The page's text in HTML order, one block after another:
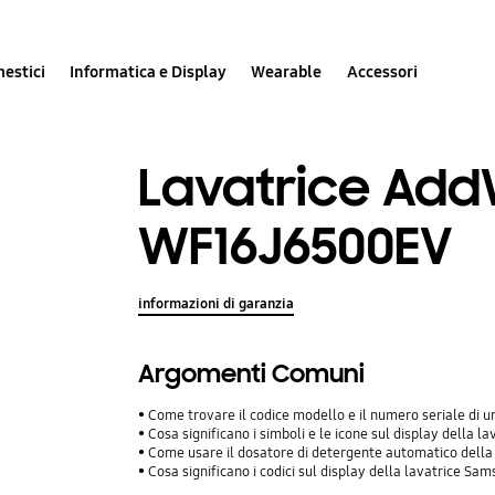
Informatica e Display Wearable Accessori
Lavatrice
WF16J6500EV
informazioni di garanzia
Argomenti Comuni
Come trovare il codice modello e il numero seriale di
Cosa significano i simboli e le icone sul display della
Come usare il dosatore di detergente automatico
Cosa significano i codici sul display della lavatrice